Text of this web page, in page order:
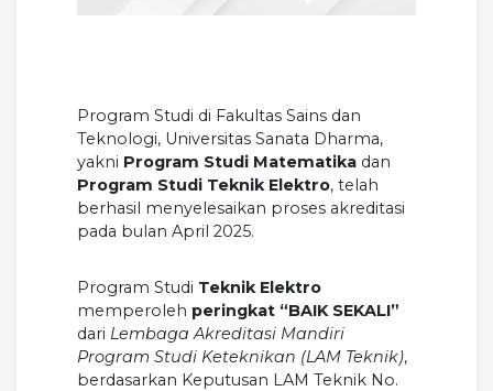
Program Studi di Fakultas Sains dan
Teknologi, Universitas Sanata Dharma,
yakni Program Studi Matematika dan
Program Studi Teknik Elektro, telah
berhasil menyelesaikan proses akreditasi
pada bulan April 2025.
Program Studi Teknik Elektro
memperoleh peringkat “BAIK SEKALI”
dari Lembaga Akreditasi Mandiri
Program Studi Keteknikan (LAM Teknik),
berdasarkan Keputusan LAM Teknik No.